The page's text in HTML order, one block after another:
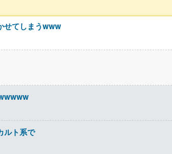
せてしまうwww
ルト系で